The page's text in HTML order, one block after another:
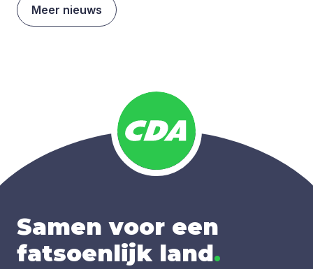
Meer nieuws
Samen voor een
fatsoenlijk land.